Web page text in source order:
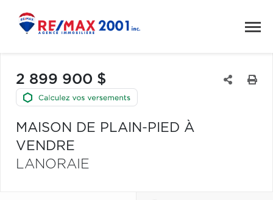
2 899 900 $
MAISON DE PLAIN-PIED À
VENDRE
LANORAIE